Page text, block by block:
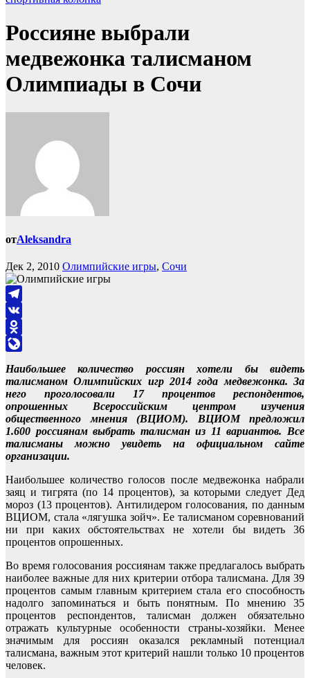
Россияне выбрали
медвежонка талисманом
Олимпиады в Сочи
отAleksandra
Дек 2, 2010 Олимпийские игры, Сочи
Telegram
VK
Odnoklassniki
Наибольшее количество россиян хотели бы видеть
талисманом Олимпийских игр 2014 года медвежонка. За
него проголосовали 17 процентов респондентов,
опрошенных Всероссийским центром изучения
общественного мнения (ВЦИОМ). ВЦИОМ предложил
1.600 россиянам выбрать талисман из 11 вариантов. Все
талисманы можно увидеть на официальном сайте
организации.
Наибольшее количество голосов после медвежонка набрали
заяц и тигрята (по 14 процентов), за которыми следует Дед
мороз (13 процентов). Антилидером голосования, по данным
ВЦИОМ, стала «лягушка зойч». Ее талисманом соревнований
ни при каких обстоятельствах не хотели бы видеть 36
процентов опрошенных.
Во время голосования россиянам также предлагалось выбрать
наиболее важные для них критерии отбора талисмана. Для 39
процентов самым главным критерием стала его способность
надолго запоминаться и быть понятным. По мнению 35
процентов респондентов, талисман должен обязательно
отражать культурные особенности страны-хозяйки. Менее
значимым для россиян оказался рекламный потенциал
талисмана, важным этот критерий нашли только 10 процентов
человек.